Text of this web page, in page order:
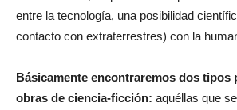
entre la tecnología, una posibilidad
contacto con extraterrestres) con la
Básicamente encontraremos dos tipos
obras de ciencia-ficción: aquéllas que